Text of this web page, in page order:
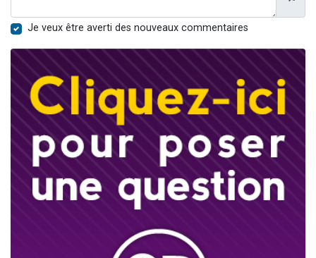
Je veux être averti des nouveaux commentaires